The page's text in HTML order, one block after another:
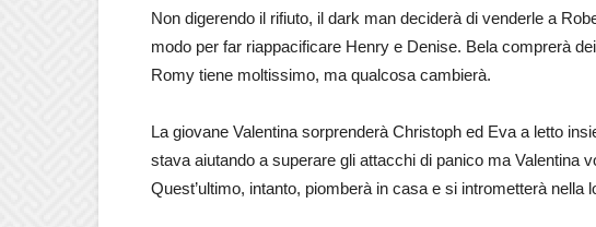
Non digerendo il rifiuto, il dark man deciderà di venderle a
modo per far riappacificare Henry e Denise. Bela comprerà
Romy tiene moltissimo, ma qualcosa cambierà.
La giovane Valentina sorprenderà Christoph ed Eva a letto
stava aiutando a superare gli attacchi di panico ma Valentina
Quest’ultimo, intanto, piomberà in casa e si intrometterà nella